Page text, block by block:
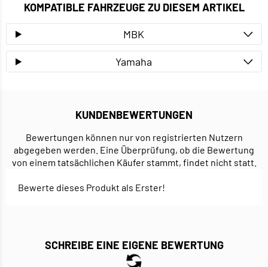
KOMPATIBLE FAHRZEUGE ZU DIESEM ARTIKEL
MBK
Yamaha
KUNDENBEWERTUNGEN
Bewertungen können nur von registrierten Nutzern
abgegeben werden. Eine Überprüfung, ob die Bewertung
von einem tatsächlichen Käufer stammt, findet nicht statt.
Bewerte dieses Produkt als Erster!
SCHREIBE EINE EIGENE BEWERTUNG